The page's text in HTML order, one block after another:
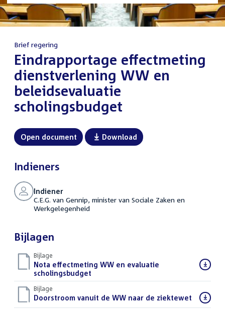
Brief regering
:Eindrapportage effectmeting
dienstverlening WW en
beleidsevaluatie
scholingsbudget
Open document Download
Indieners
Indiener
C.E.G. van Gennip, minister van Sociale Zaken en
Werkgelegenheid
Bijlagen
Bijlage
Download
bestand:
Nota effectmeting WW en evaluatie
scholingsbudget
Bijlage
Download
bestand:
Doorstroom vanuit de WW naar de ziektewet (PDF)